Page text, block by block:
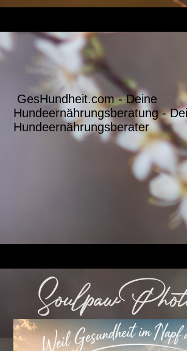
GesHundheit.com - Deine
Hundeernährungsberatung -
Hundeernährungsberater